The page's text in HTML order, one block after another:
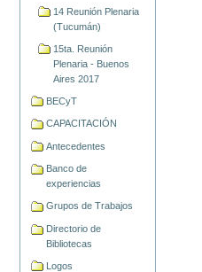
14 Reunión Plenaria
(Tucumán)
15ta. Reunión
Plenaria - Buenos
Aires 2017
BECyT
CAPACITACIÓN
Antecedentes
Banco de
experiencias
Grupos de Trabajos
Directorio de
Bibliotecas
Logos